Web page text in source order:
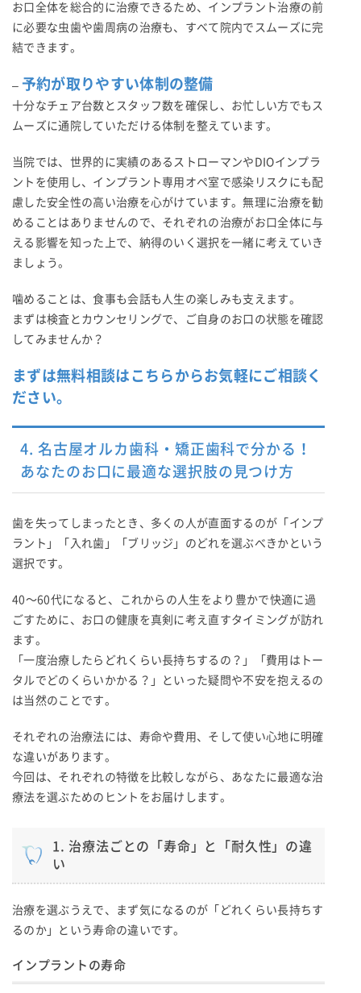
お口全体を総合的に治療できるため、インプラント治療の前
に必要な虫歯や歯周病の治療も、すべて院内でスムーズに完
結できます。
– 予約が取りやすい体制の整備
十分なチェア台数とスタッフ数を確保し、お忙しい方でもス
ムーズに通院していただける体制を整えています。
当院では、世界的に実績のあるストローマンやDIOインプラ
ントを使用し、インプラント専用オペ室で感染リスクにも配
慮した安全性の高い治療を心がけています。無理に治療を勧
めることはありませんので、それぞれの治療がお口全体に与
える影響を知った上で、納得のいく選択を一緒に考えていき
ましょう。
噛めることは、食事も会話も人生の楽しみも支えます。
まずは検査とカウンセリングで、ご自身のお口の状態を確認
してみませんか？
まずは無料相談はこちらからお気軽にご相談く
ださい。
4. 名古屋オルカ歯科・矯正歯科で分かる！
あなたのお口に最適な選択肢の見つけ方
歯を失ってしまったとき、多くの人が直面するのが「インプ
ラント」「入れ歯」「ブリッジ」のどれを選ぶべきかという
選択です。
40〜60代になると、これからの人生をより豊かで快適に過
ごすために、お口の健康を真剣に考え直すタイミングが訪れ
ます。
「一度治療したらどれくらい長持ちするの？」「費用はトー
タルでどのくらいかかる？」といった疑問や不安を抱えるの
は当然のことです。
それぞれの治療法には、寿命や費用、そして使い心地に明確
な違いがあります。
今回は、それぞれの特徴を比較しながら、あなたに最適な治
療法を選ぶためのヒントをお届けします。
1. 治療法ごとの「寿命」と「耐久性」の違
い
治療を選ぶうえで、まず気になるのが「どれくらい長持ちす
るのか」という寿命の違いです。
インプラントの寿命